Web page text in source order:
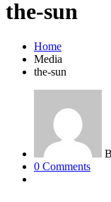
the-sun
Home
Media
the-sun
0 Comments